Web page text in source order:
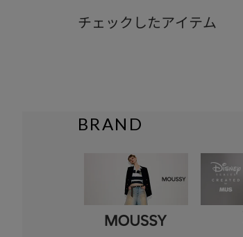
チェックしたアイテム
BRAND